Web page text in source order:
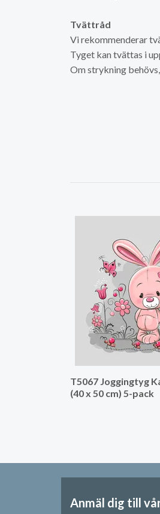
Tvättråd
Vi rekommenderar
Tyget kan tvättas i
Om strykning
T5067 Joggingtyg
(40 x 50 cm) 5-pack
Anmäl dig till